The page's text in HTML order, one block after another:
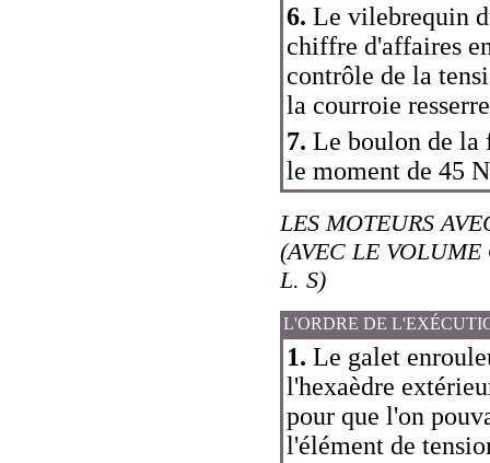
6. Le vilebrequin
chiffre d'affaires
contrôle de la
la courroie
7. Le boulon de la
le moment de 45
LES MOTEURS
(AVEC LE VOLUME
L. S)
L'ORDRE DE
1. Le galet
l'hexaèdre
pour que l'on
l'élément de